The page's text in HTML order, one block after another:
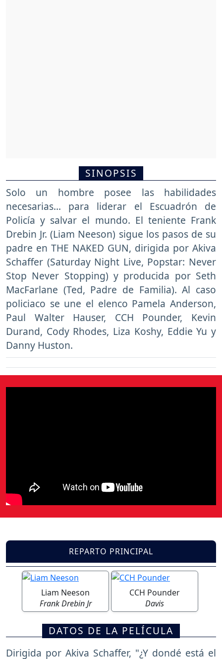
SINOPSIS
Solo un hombre posee las habilidades
necesarias... para liderar el Escuadrón de
Policía y salvar el mundo. El teniente Frank
Drebin Jr. (Liam Neeson) sigue los pasos de su
padre en THE NAKED GUN, dirigida por Akiva
Schaffer (Saturday Night Live, Popstar: Never
Stop Never Stopping) y producida por Seth
MacFarlane (Ted, Padre de Familia). Al caso
policiaco se une el elenco Pamela Anderson,
Paul Walter Hauser, CCH Pounder, Kevin
Durand, Cody Rhodes, Liza Koshy, Eddie Yu y
Danny Huston.
REPARTO PRINCIPAL
Liam Neeson
Frank Drebin Jr
CCH Pounder
Davis
DATOS DE LA PELÍCULA
Dirigida por Akiva Schaffer, "¿Y dondé está el